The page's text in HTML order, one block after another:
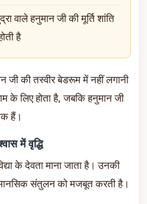
वाले हनुमान जी की मूर्ति शांति
है
जी की तस्वीर बेडरूम में नहीं लगानी
के लिए होता है, जबकि हनुमान जी
हैं।
में वृद्धि
के देवता माना जाता है। उनकी
संतुलन को मजबूत करती है।